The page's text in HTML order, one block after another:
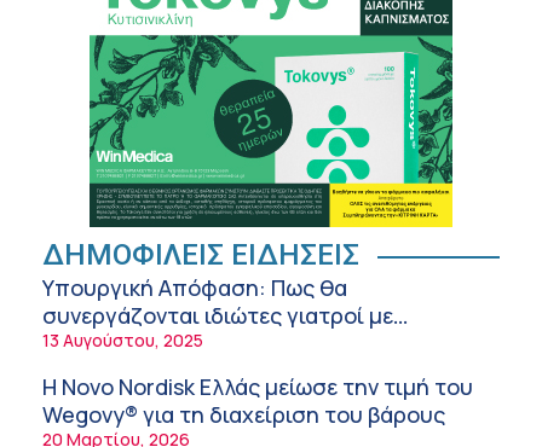
Οι δουλειές στο εξοχικό μπορούν να
τραυματίσουν τη σπονδυλική σας στήλη!
6:08 πμ
Ελληνική Ομοσπονδία Θαλασσαιμίας:
Κρίσιμες ελλείψεις αίματος – Έκκληση για
εθελοντική αιμοδοσία
5:58 πμ
Στυλιανή Κασούλη – Σκούμα (ΥΓΕΙΑ): Ξηρό
και αφυδατωμένο δέρμα – Αίτια και
αντιμετώπιση
10:14 πμ
Διευθέτηση των αποζημιώσεων των
Στρατιωτικών Ιατρών μετά από αίτημα του
ΙΣΑ
9:52 πμ
ΔΗΜΟΦΙΛΕΙΣ ΕΙΔΗΣΕΙΣ
Υπουργική Απόφαση: Πως θα
συνεργάζονται ιδιώτες γιατροί με
νοσοκομεία του δημοσίου συστήματος
13 Αυγούστου, 2025
Η Novo Nordisk Ελλάς μείωσε την τιμή του
Wegovy® για τη διαχείριση του βάρους
20 Μαρτίου, 2026